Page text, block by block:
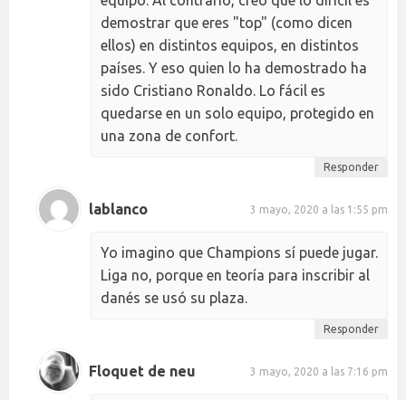
demostrar que eres "top" (como dicen
ellos) en distintos equipos, en distintos
países. Y eso quien lo ha demostrado ha
sido Cristiano Ronaldo. Lo fácil es
quedarse en un solo equipo, protegido en
una zona de confort.
Responder
lablanco 3 mayo, 2020 a las 1:55 pm
Yo imagino que Champions sí puede jugar.
Liga no, porque en teoría para inscribir al
danés se usó su plaza.
Responder
Floquet de neu 3 mayo, 2020 a las 7:16 pm